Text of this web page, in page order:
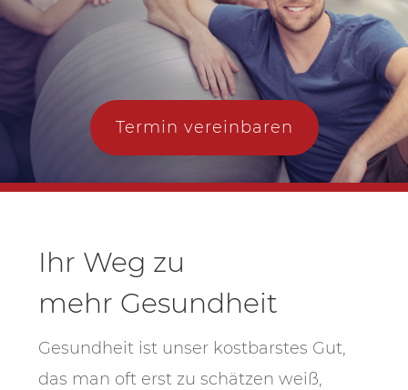
Termin vereinbaren
Ihr Weg zu
mehr Gesundheit
Gesundheit ist unser kostbarstes Gut,
das man oft erst zu schätzen weiß,